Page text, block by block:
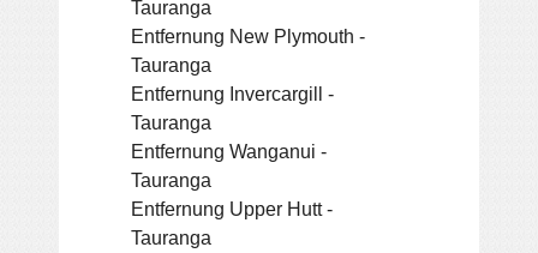
Tauranga
Entfernung New Plymouth -
Tauranga
Entfernung Invercargill -
Tauranga
Entfernung Wanganui -
Tauranga
Entfernung Upper Hutt -
Tauranga